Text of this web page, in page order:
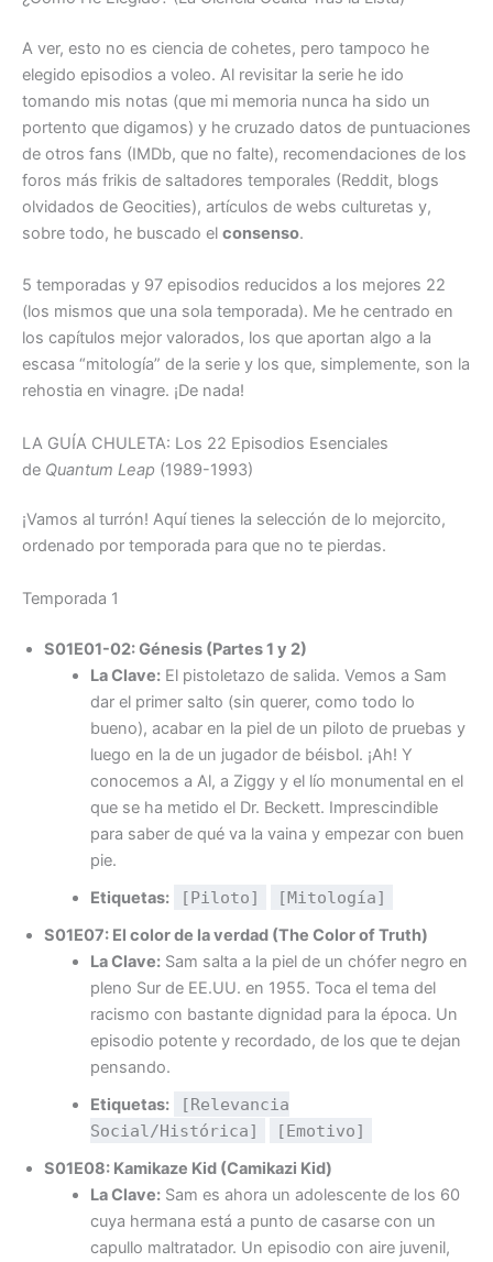
A ver, esto no es ciencia de cohetes, pero tampoco he
elegido episodios a voleo. Al revisitar la serie he ido
tomando mis notas (que mi memoria nunca ha sido un
portento que digamos) y he cruzado datos de puntuaciones
de otros fans (IMDb, que no falte), recomendaciones de los
foros más frikis de saltadores temporales (Reddit, blogs
olvidados de Geocities), artículos de webs culturetas y,
sobre todo, he buscado el consenso.
5 temporadas y 97 episodios reducidos a los mejores 22
(los mismos que una sola temporada). Me he centrado en
los capítulos mejor valorados, los que aportan algo a la
escasa “mitología” de la serie y los que, simplemente, son la
rehostia en vinagre. ¡De nada!
LA GUÍA CHULETA: Los 22 Episodios Esenciales
de Quantum Leap (1989-1993)
¡Vamos al turrón! Aquí tienes la selección de lo mejorcito,
ordenado por temporada para que no te pierdas.
Temporada 1
S01E01-02: Génesis (Partes 1 y 2)
La Clave:El pistoletazo de salida. Vemos a Sam
dar el primer salto (sin querer, como todo lo
bueno), acabar en la piel de un piloto de pruebas y
luego en la de un jugador de béisbol. ¡Ah! Y
conocemos a Al, a Ziggy y el lío monumental en el
que se ha metido el Dr. Beckett. Imprescindible
para saber de qué va la vaina y empezar con buen
pie.
Etiquetas:
[Piloto] [Mitología]
S01E07: El color de la verdad (The Color of Truth)
La Clave:Sam salta a la piel de un chófer negro en
pleno Sur de EE.UU. en 1955. Toca el tema del
racismo con bastante dignidad para la época. Un
episodio potente y recordado, de los que te dejan
pensando.
Etiquetas:
[Relevancia
Social/Histórica]
[Emotivo]
S01E08: Kamikaze Kid (Camikazi Kid)
La Clave:Sam es ahora un adolescente de los 60
cuya hermana está a punto de casarse con un
capullo maltratador. Un episodio con aire juvenil,